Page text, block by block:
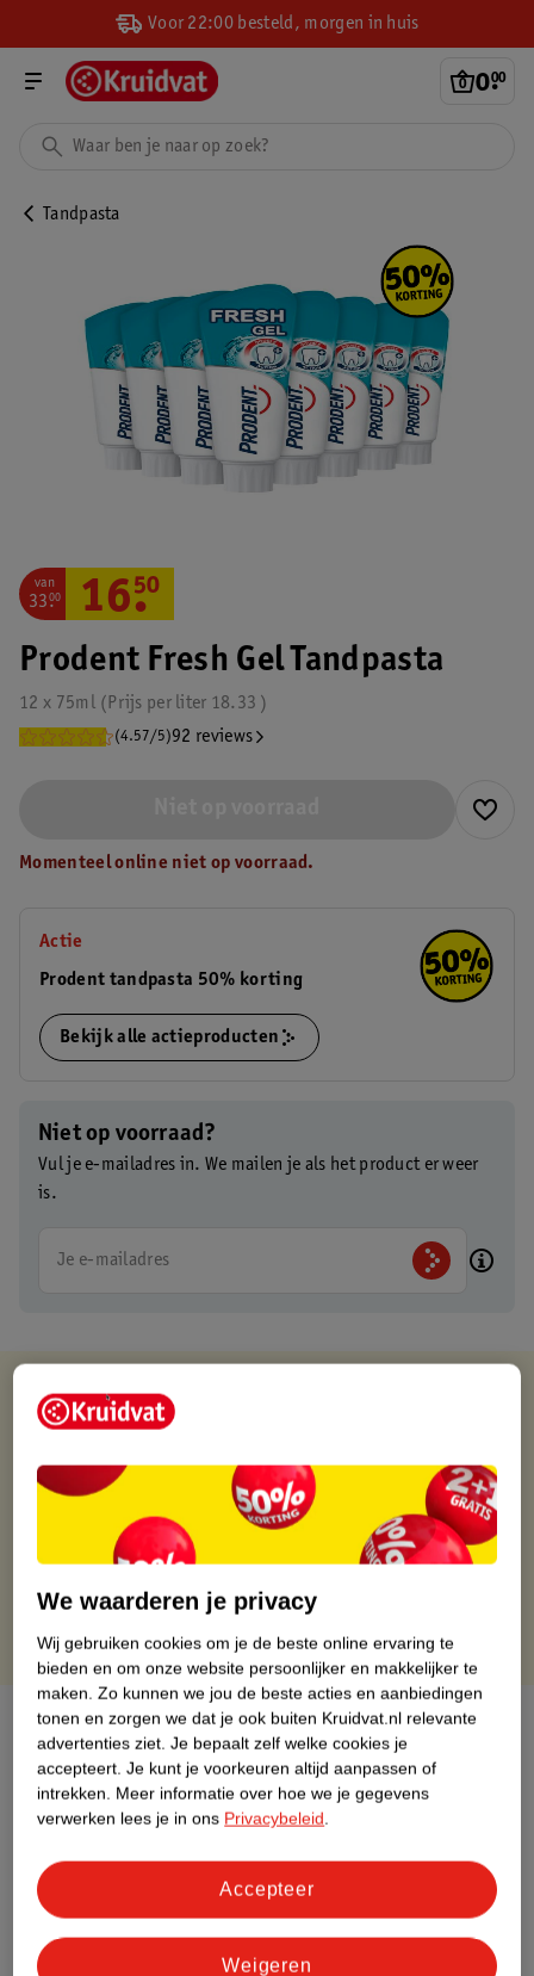
Voor 22:00 besteld, morgen in huis
0.
00
Tandpasta
Prodent Fresh Gel Tandpasta
12 x 75ml 18.33
Prijs per liter
(4.57/5)92 reviews
van
33.
00 16.
50
Momenteel online niet op voorraad.
Actie
Prodent tandpasta 50% korting
Bekijk alle actieproducten
Niet op voorraad?
Vul je e-mailadres in. We mailen je als het product er weer
is.
Je e-mailadres
Kruidvat is altijd voordelig
Op werkdagen voor 22:00 uur besteld, volgende dag in huis
Gratis thuisbezorgd vanaf 50.00
Gratis retourneren binnen 30 dagen
Gratis punten met je Kruidvat kaart
Over dit product
Productinformatie
Nature Impact Score
Dit product heeft (nog) geen Nature
We waarderen je privacy
Wij gebruiken cookies om je de beste online ervaring te
bieden en om onze website persoonlijker en makkelijker te
maken. Zo kunnen we jou de beste acties en aanbiedingen
tonen en zorgen we dat je ook buiten Kruidvat.nl relevante
advertenties ziet. Je bepaalt zelf welke cookies je
accepteert. Je kunt je voorkeuren altijd aanpassen of
intrekken. Meer informatie over hoe we je gegevens
verwerken lees je in ons Privacybeleid.
Weigeren
Accepteer